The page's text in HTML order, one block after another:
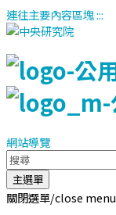
連往主要內容區塊:::
網站導覽
主選單
關閉選單/close menu